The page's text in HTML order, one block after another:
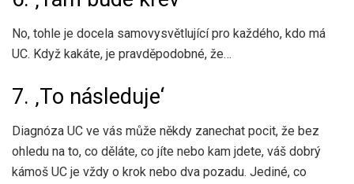
No, tohle je docela samovysvětlující pro každého, kdo má
UC. Když kakáte, je pravděpodobné, že…
7. ‚To následuje‘
Diagnóza UC ve vás může někdy zanechat pocit, že bez
ohledu na to, co děláte, co jíte nebo kam jdete, váš dobrý
kámoš UC je vždy o krok nebo dva pozadu. Jediné, co